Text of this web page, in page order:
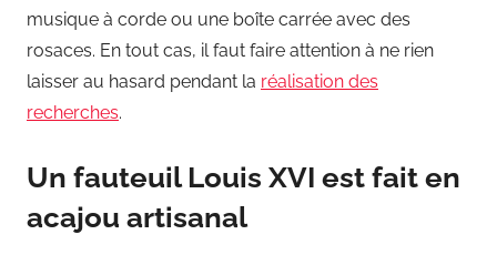
musique à corde ou une boîte carrée avec des
rosaces. En tout cas, il faut faire attention à ne rien
laisser au hasard pendant la réalisation des
recherches.
Un fauteuil Louis XVI est fait en
acajou artisanal